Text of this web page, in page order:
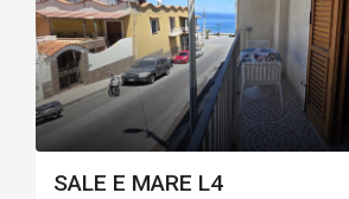
SALE E MARE L4